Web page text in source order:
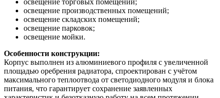
освещение производственных помещений;
освещение складских помещений;
освещение парковок;
освещение мойки.
Особенности конструкции:
Корпус выполнен из алюминиевого профиля с увеличенной
площадью оребрения радиатора, спроектирован с учётом
максимального теплоотвода от светодиодного модуля и блока
питания, что гарантирует сохранение заявленных